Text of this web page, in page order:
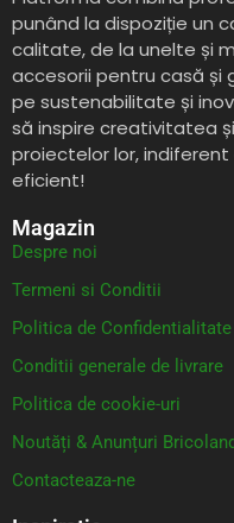
punând la dispoziție un
calitate, de la unelte și
accesorii pentru casă și
pe sustenabilitate și
să inspire creativitatea
proiectelor lor,
eficient!
Magazin
Despre noi
Termeni si Conditii
Politica de Confidentialitate
Conditii generale de livrare
Politica de cookie-uri
Noutăți & Anunțuri
Contacteaza-ne